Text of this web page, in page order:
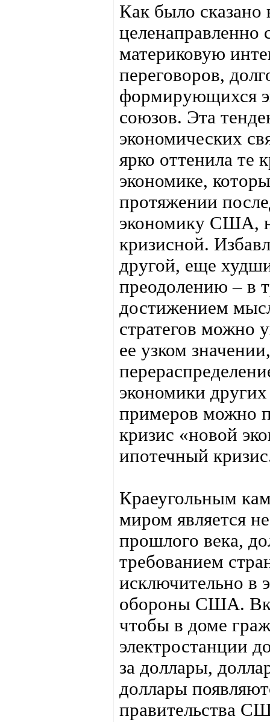
Как было
целенаправленно
материковую
переговоров,
формирующихся
союзов. Эта
экономических
ярко оттенила те
экономике,
протяжении
экономику США,
кризисной.
другой, еще
преодолению – в
достижением
стратегов можно
ее узком
экономики
примеров можно
кризис «новой
ипотечный
Краеугольным
миром является
прошлого века,
требованием
исключительно в
обороны США.
чтобы в доме
электростанции
за доллары,
доллары
правительства